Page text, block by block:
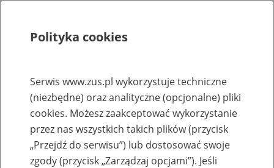
Rejestry, ewidencje i archiwa
Baza zlikwidowanych lub
przekształconych zakładów pracy
Polityka cookies
Serwis www.zus.pl wykorzystuje techniczne
(niezbędne) oraz analityczne (opcjonalne) pliki
cookies. Możesz zaakceptować wykorzystanie
przez nas wszystkich takich plików (przycisk
„Przejdź do serwisu”) lub dostosować swoje
zgody (przycisk „Zarządzaj opcjami”). Jeśli